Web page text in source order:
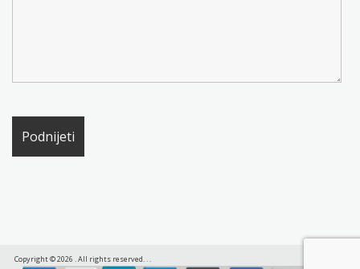
Copyright © 2026 . All rights reserved...